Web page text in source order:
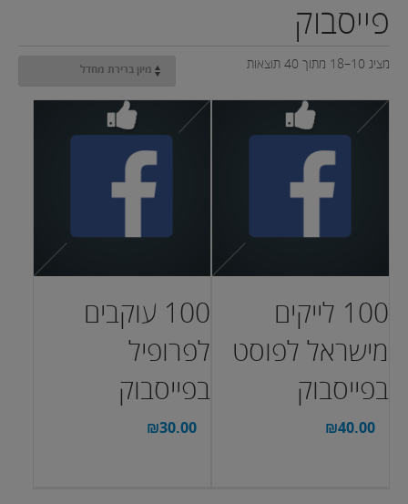
פייסבוק
מציג 10–18 מתוך 40 תוצאות
100 לייקים
מישראל לפוסט
בפייסבוק
₪40.00
100 עוקבים
לפרופיל
בפייסבוק
₪30.00